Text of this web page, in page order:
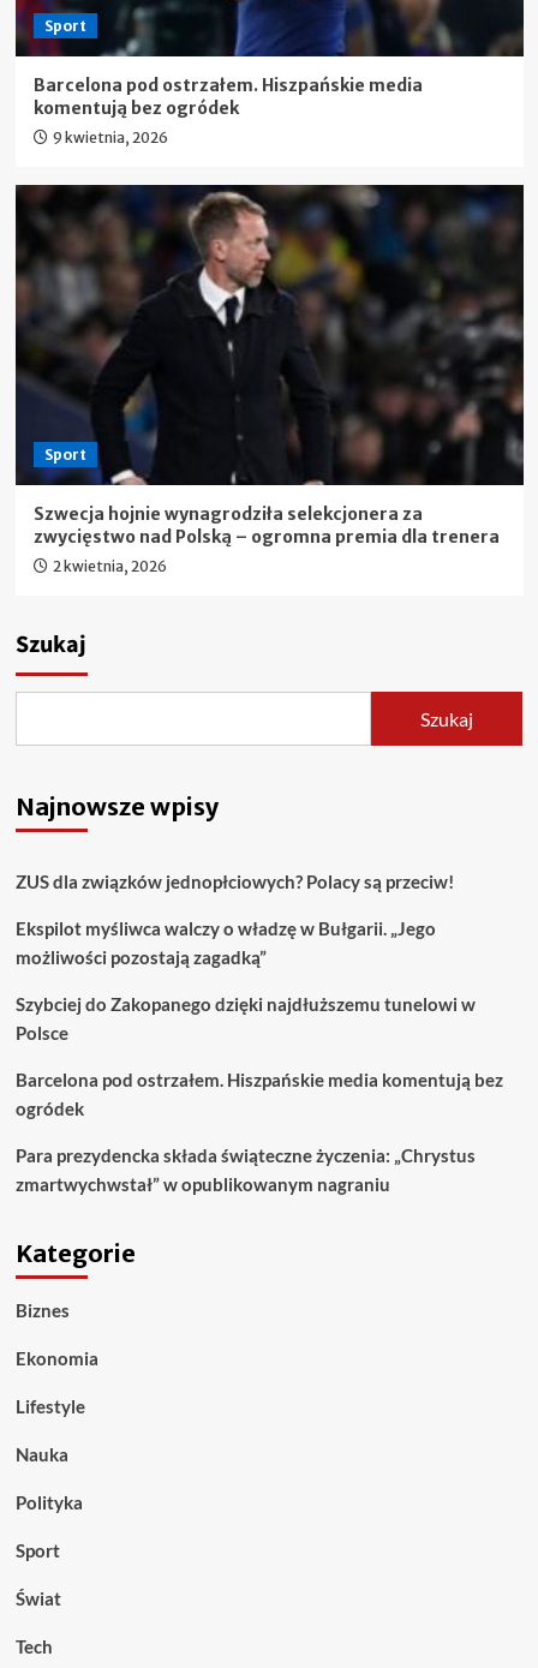
Sport
Barcelona pod ostrzałem. Hiszpańskie media
komentują bez ogródek
9 kwietnia, 2026
Sport
Szwecja hojnie wynagrodziła selekcjonera za
zwycięstwo nad Polską – ogromna premia dla trenera
2 kwietnia, 2026
Szukaj
Szukaj
Najnowsze wpisy
ZUS dla związków jednopłciowych? Polacy są przeciw!
Ekspilot myśliwca walczy o władzę w Bułgarii. „Jego
możliwości pozostają zagadką”
Szybciej do Zakopanego dzięki najdłuższemu tunelowi w
Polsce
Barcelona pod ostrzałem. Hiszpańskie media komentują bez
ogródek
Para prezydencka składa świąteczne życzenia: „Chrystus
zmartwychwstał” w opublikowanym nagraniu
Kategorie
Biznes
Ekonomia
Lifestyle
Nauka
Polityka
Sport
Świat
Tech